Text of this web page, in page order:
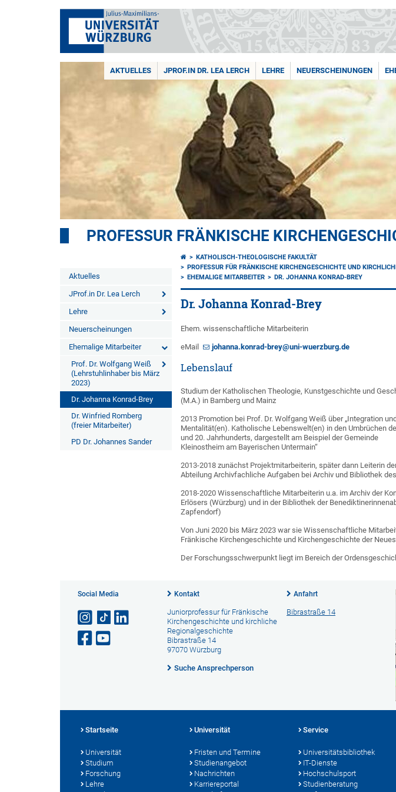
AKTUELLES JPROF.IN DR. LEA LERCH LEHRE NEUERSCHEINUNGEN
PROFESSUR FRÄNKISCHE
Aktuelles
JProf.in Dr. Lea Lerch
Lehre
Neuerscheinungen
Ehemalige Mitarbeiter
Prof. Dr. Wolfgang Weiß
(Lehrstuhlinhaber bis März
2023)
Dr. Johanna Konrad-Brey
Dr. Winfried Romberg
(freier Mitarbeiter)
PD Dr. Johannes Sander
KATHOLISCH-THEOLOGISCHE FAKULTÄT
PROFESSUR FÜR FRÄNKISCHE KIRCHENGESCHICHTE UND
EHEMALIGE MITARBEITER
DR. JOHANNA KONRAD-BREY
Dr. Johanna Konrad-Brey
Ehem. wissenschaftliche Mitarbeiterin
eMail johanna.konrad-brey@uni-wuerzburg.de
Lebenslauf
Studium der Katholischen Theologie, Kunstgeschichte und
(M.A.) in Bamberg und Mainz
2013 Promotion bei Prof. Dr. Wolfgang Weiß über „Integration und
Mentalität(en). Katholische Lebenswelt(en) in den Umbrüchen
und 20. Jahrhunderts, dargestellt am Beispiel der Gemeinde
Kleinostheim am Bayerischen Untermain“
2013-2018 zunächst Projektmitarbeiterin, später dann Leiterin
Abteilung Archivfachliche Aufgaben bei Archiv und Bibliothek
2018-2020 Wissenschaftliche Mitarbeiterin u.a. im Archiv der
Erlösers (Würzburg) und in der Bibliothek der
Zapfendorf)
Von Juni 2020 bis März 2023 war sie Wissenschaftliche
Fränkische Kirchengeschichte und Kirchengeschichte der
Der Forschungsschwerpunkt liegt im Bereich der
Social Media Kontakt
Juniorprofessur für Fränkische
Kirchengeschichte und kirchliche
Regionalgeschichte
Bibrastraße 14
97070 Würzburg
Suche Ansprechperson
Anfahrt
Bibrastraße 14
Startseite
Universität
Studium
Forschung
Lehre
Universität
Fristen und Termine
Studienangebot
Nachrichten
Karriereportal
Service
Universitätsbibliothek
IT-Dienste
Hochschulsport
Studienberatung